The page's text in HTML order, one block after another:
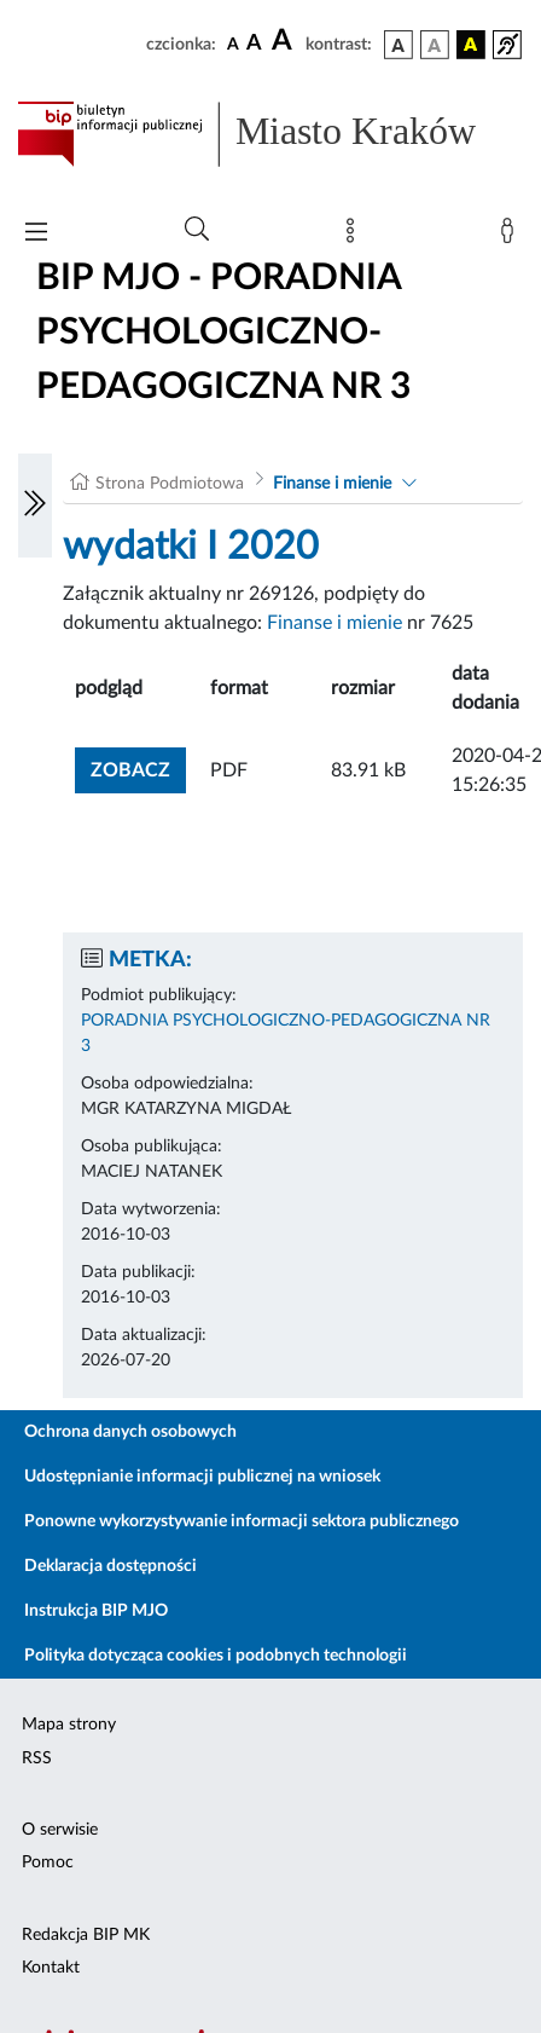
czcionka: A A A kontrast:
Miasto Kraków
BIP MJO - PORADNIA
PSYCHOLOGICZNO-
PEDAGOGICZNA NR 3
Strona Podmiotowa Finanse i mienie
wydatki I 2020
Załącznik aktualny nr 269126, podpięty do
dokumentu aktualnego: Finanse i mienie nr 7625
podgląd format rozmiar
data
dodania
ZOBACZZOBACZ ZAŁĄCZNIK
PDF 83.91 kB
2020-04-
15:26:35
METKA:
Podmiot publikujący:
PORADNIA PSYCHOLOGICZNO-PEDAGOGICZNA NR
3
Osoba odpowiedzialna:
MGR KATARZYNA MIGDAŁ
Osoba publikująca:
MACIEJ NATANEK
Data wytworzenia:
2016-10-03
Data publikacji:
2016-10-03
Data aktualizacji:
2026-07-20
Ochrona danych osobowych
Udostępnianie informacji publicznej na wniosek
Ponowne wykorzystywanie informacji sektora publicznego
Deklaracja dostępności
Instrukcja BIP MJO
Polityka dotycząca cookies i podobnych technologii
Mapa strony
RSS
O serwisie
Pomoc
Redakcja BIP MK
Kontakt